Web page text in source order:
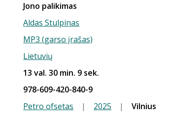
Jono palikimas
Aldas Stulpinas
MP3 (garso įrašas)
Lietuvių
13 val. 30 min. 9 sek.
978-609-420-840-9
Petro ofsetas | 2025 |
Vilnius